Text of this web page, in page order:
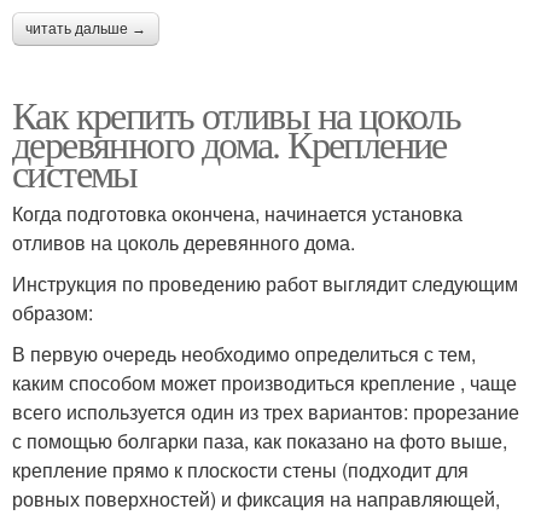
читать дальше →
Как крепить отливы на цоколь
деревянного дома. Крепление
системы
Когда подготовка окончена, начинается установка
отливов на цоколь деревянного дома.
Инструкция по проведению работ выглядит следующим
образом:
В первую очередь необходимо определиться с тем,
каким способом может производиться крепление , чаще
всего используется один из трех вариантов: прорезание
с помощью болгарки паза, как показано на фото выше,
крепление прямо к плоскости стены (подходит для
ровных поверхностей) и фиксация на направляющей,